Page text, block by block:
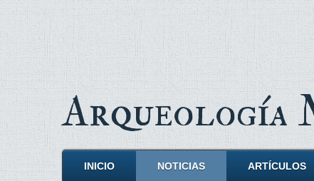
Arqueología
INICIO NOTICIAS ARTÍCULOS